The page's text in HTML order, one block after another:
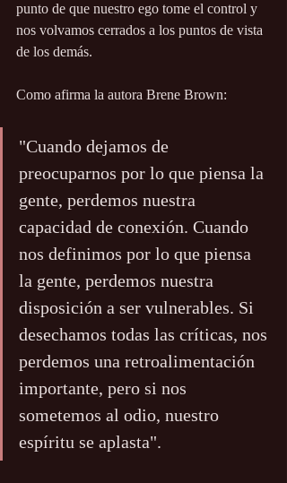
punto de que nuestro ego tome el control y
nos volvamos cerrados a los puntos de vista
de los demás.
Como afirma la autora Brene Brown:
"Cuando dejamos de
preocuparnos por lo que piensa la
gente, perdemos nuestra
capacidad de conexión. Cuando
nos definimos por lo que piensa
la gente, perdemos nuestra
disposición a ser vulnerables. Si
desechamos todas las críticas, nos
perdemos una retroalimentación
importante, pero si nos
sometemos al odio, nuestro
espíritu se aplasta".